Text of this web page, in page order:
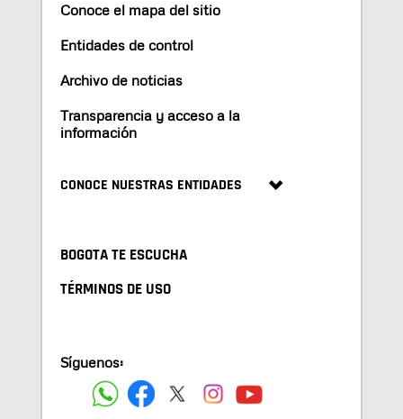
Conoce el mapa del sitio
Entidades de control
Archivo de noticias
Transparencia y acceso a la
información
CONOCE NUESTRAS ENTIDADES
BOGOTA TE ESCUCHA
TÉRMINOS DE USO
Síguenos: